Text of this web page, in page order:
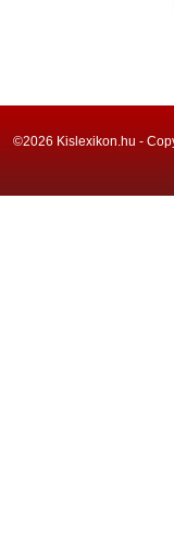
©2026 Kislexikon.hu -